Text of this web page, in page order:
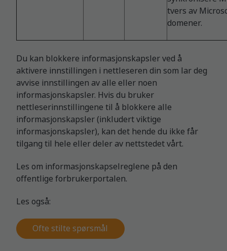
tvers av
domener.
Du kan blokkere informasjonskapsler ved å
aktivere innstillingen i nettleseren din som lar deg
avvise innstillingen av alle eller noen
informasjonskapsler. Hvis du bruker
nettleserinnstillingene til å blokkere alle
informasjonskapsler (inkludert viktige
informasjonskapsler), kan det hende du ikke får
tilgang til hele eller deler av nettstedet vårt.
Les om informasjonskapselreglene på den
offentlige forbrukerportalen.
Les også:
Ofte stilte spørsmål